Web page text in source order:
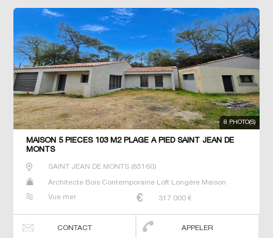
8 PHOTO(S)
MAISON 5 PIECES 103 M2 PLAGE À PIED SAINT JEAN DE
MONTS
SAINT JEAN DE MONTS(85160)
Architecte Bois Contemporaine Loft Longère Maison
Vue mer
317 000 €
CONTACT APPELER